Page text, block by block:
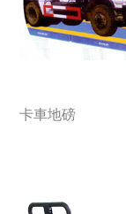
卡車地磅